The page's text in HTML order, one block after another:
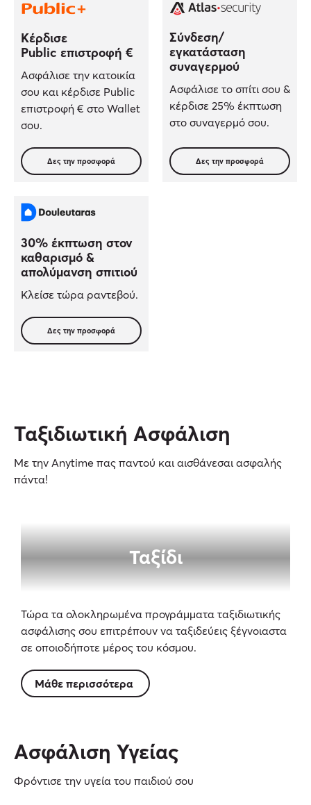
Κέρδισε
Public επιστροφή €
Ασφάλισε την κατοικία
σου και κέρδισε Public
επιστροφή € στο Wallet
σου.
Δες την προσφορά
Σύνδεση/
εγκατάσταση
συναγερμού
Ασφάλισε το σπίτι σου &
κέρδισε 25% έκπτωση
στο συναγερμό σου.
Δες την προσφορά
30% έκπτωση στον
καθαρισμό &
απολύμανση σπιτιού
Κλείσε τώρα ραντεβού.
Δες την προσφορά
Ταξιδιωτική Ασφάλιση
Με την Anytime πας παντού και αισθάνεσαι ασφαλής
πάντα!
Ταξίδι
Τώρα τα ολοκληρωμένα προγράμματα ταξιδιωτικής
ασφάλισης σου επιτρέπουν να ταξιδεύεις ξέγνοιαστα
σε οποιοδήποτε μέρος του κόσμου.
Μάθε περισσότερα
Ασφάλιση Υγείας
Φρόντισε την υγεία του παιδιού σου